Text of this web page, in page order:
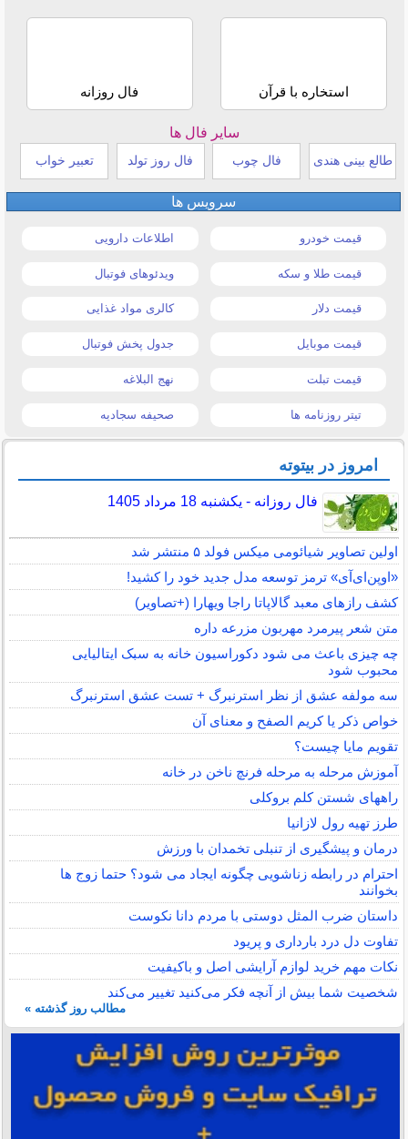
استخاره با قرآن فال روزانه
سایر فال ها
طالع بینی هندی فال چوب فال روز تولد تعبیر خواب
سرویس ها
قیمت خودرو اطلاعات دارویی
قیمت طلا و سکه ویدئوهای فوتبال
قیمت دلار کالری مواد غذایی
قیمت موبایل جدول پخش فوتبال
قیمت تبلت نهج البلاغه
تیتر روزنامه ها صحیفه سجادیه
امروز در بیتوته
فال روزانه - یکشنبه 18 مرداد 1405
اولین تصاویر شیائومی میکس فولد ۵ منتشر شد
«اوپن‌ای‌آی» ترمز توسعه مدل جدید خود را کشید!
کشف رازهای معبد گالاپاتا راجا ویهارا (+تصاویر)
متن شعر پیرمرد مهربون مزرعه داره
چه چیزی باعث می شود دکوراسیون خانه به سبک ایتالیایی
محبوب شود
سه مولفه عشق از نظر استرنبرگ + تست عشق استرنبرگ
خواص ذکر یا کریم الصفح و معنای آن
تقویم مایا چیست؟
آموزش مرحله به مرحله فرنچ ناخن در خانه
راههای شستن کلم بروکلی
طرز تهیه رول لازانیا
درمان و پیشگیری از تنبلی تخمدان با ورزش
احترام در رابطه زناشویی چگونه ایجاد می شود؟ حتما زوج ها
بخوانند
داستان ضرب المثل دوستی با مردم دانا نكوست
تفاوت دل درد بارداری و پریود
نکات مهم خرید لوازم آرایشی اصل و باکیفیت
شخصیت شما بیش از آنچه فکر می‌کنید تغییر می‌کند
مطالب روز گذشته »